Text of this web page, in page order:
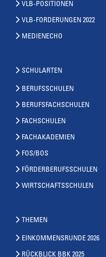
VLB-POSITIONEN
VLB-FORDERUNGEN 2022
MEDIENECHO
SCHULARTEN
BERUFSSCHULEN
BERUFSFACHSCHULEN
FACHSCHULEN
FACHAKADEMIEN
FOS/BOS
FÖRDERBERUFSSCHULEN
WIRTSCHAFTSSCHULEN
THEMEN
EINKOMMENSRUNDE 2026
RÜCKBLICK BBK 2025